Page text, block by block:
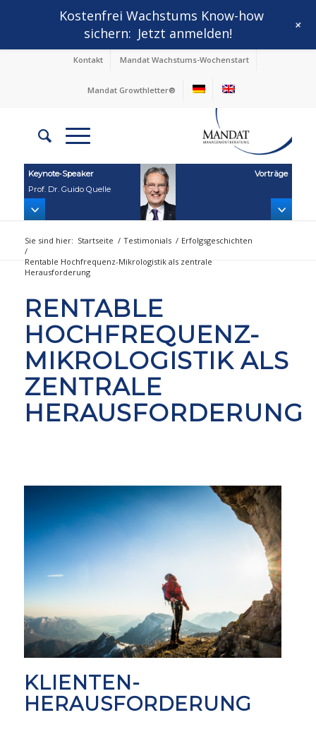
Kontakt Mandat Wachstums-Wochenstart
Mandat Growthletter®
Keynote‑Speaker
Prof. Dr. Guido Quelle
Vorträge
Sie sind hier: Startseite / Testimonials / Erfolgsgeschichten
/
Rentable Hochfrequenz-Mikrologistik als zentrale
Herausforderung
RENTABLE
HOCHFREQUENZ-
MIKROLOGISTIK ALS
ZENTRALE
HERAUSFORDERUNG
KLIENTEN-
HERAUSFORDERUNG
Kostenfrei Wachstums Know-how
sichern: Jetzt anmelden! +